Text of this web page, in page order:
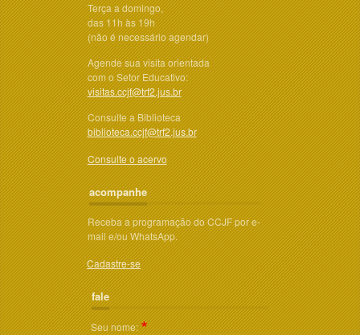
Terça a domingo,
das 11h às 19h
(não é necessário agendar)
Agende sua visita orientada
com o Setor Educativo:
visitas.ccjf@trf2.jus.br
Consulte a Biblioteca
biblioteca.ccjf@trf2.jus.br
Consulte o acervo
acompanhe
Receba a programação do CCJF por e-
mail e/ou WhatsApp.
Cadastre-se
fale
Seu nome: